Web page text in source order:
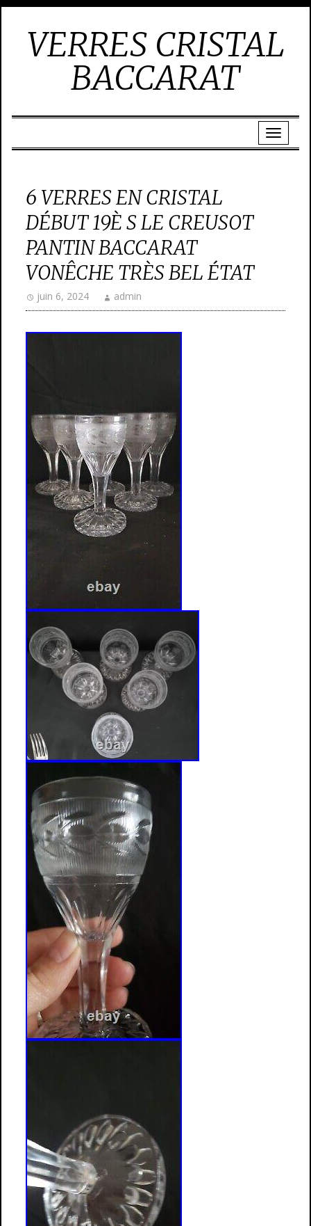
VERRES CRISTAL
BACCARAT
6 VERRES EN CRISTAL
DÉBUT 19È S LE CREUSOT
PANTIN BACCARAT
VONÊCHE TRÈS BEL ÉTAT
juin 6, 2024 admin